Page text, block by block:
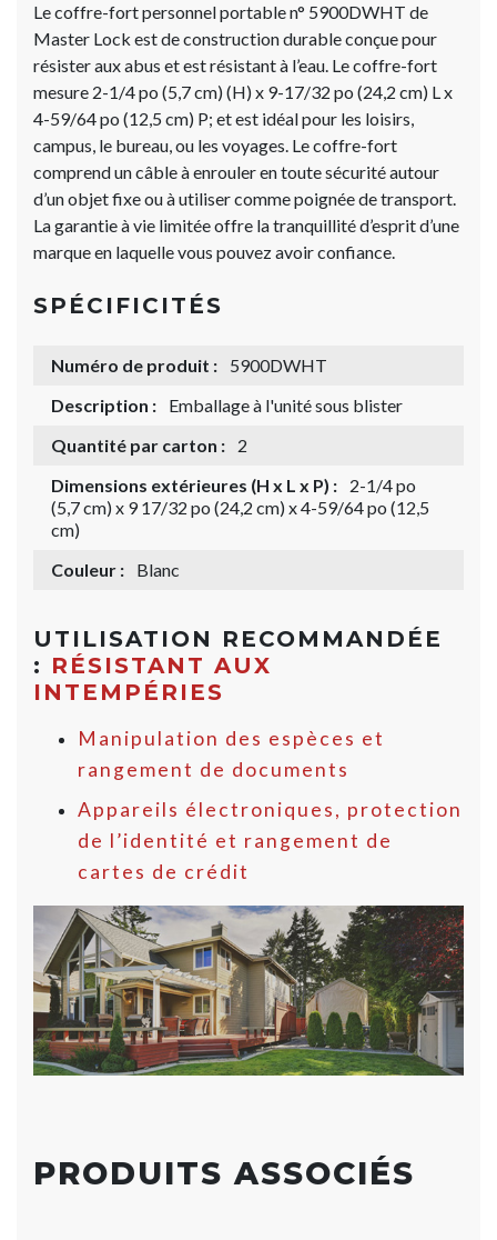
Le coffre-fort personnel portable n° 5900DWHT de
Master Lock est de construction durable conçue pour
résister aux abus et est résistant à l’eau. Le coffre-fort
mesure 2-1/4 po (5,7 cm) (H) x 9-17/32 po (24,2 cm) L x
4-59/64 po (12,5 cm) P; et est idéal pour les loisirs,
campus, le bureau, ou les voyages. Le coffre-fort
comprend un câble à enrouler en toute sécurité autour
d’un objet fixe ou à utiliser comme poignée de transport.
La garantie à vie limitée offre la tranquillité d’esprit d’une
marque en laquelle vous pouvez avoir confiance.
SPÉCIFICITÉS
Numéro de produit :
5900DWHT
Description :
Emballage à l'unité sous blister
Quantité par carton :
2
Dimensions extérieures (H x L x P) :
2-1/4 po
(5,7 cm) x 9 17/32 po (24,2 cm) x 4-59/64 po (12,5
cm)
Couleur :
Blanc
UTILISATION RECOMMANDÉE
: RÉSISTANT AUX
INTEMPÉRIES
Manipulation des espèces et
rangement de documents
Appareils électroniques, protection
de l’identité et rangement de
cartes de crédit
PRODUITS ASSOCIÉS